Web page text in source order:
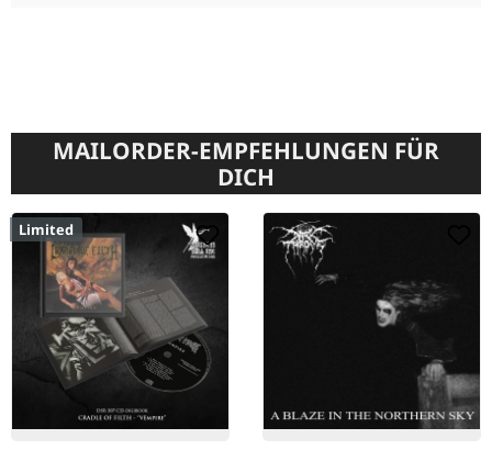
MAILORDER-EMPFEHLUNGEN FÜR
DICH
Limited